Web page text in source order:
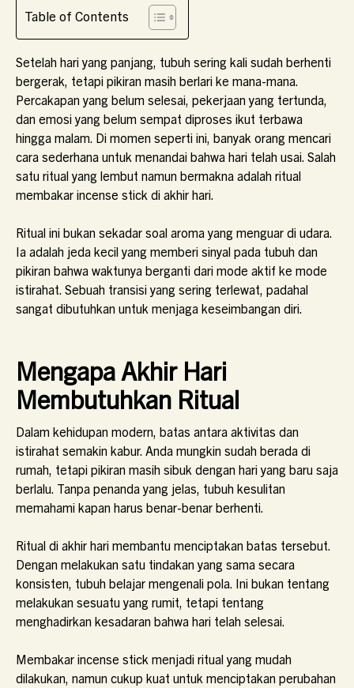
Table of Contents
Setelah hari yang panjang, tubuh sering kali sudah berhenti
bergerak, tetapi pikiran masih berlari ke mana-mana.
Percakapan yang belum selesai, pekerjaan yang tertunda,
dan emosi yang belum sempat diproses ikut terbawa
hingga malam. Di momen seperti ini, banyak orang mencari
cara sederhana untuk menandai bahwa hari telah usai. Salah
satu ritual yang lembut namun bermakna adalah ritual
membakar incense stick di akhir hari.
Ritual ini bukan sekadar soal aroma yang menguar di udara.
Ia adalah jeda kecil yang memberi sinyal pada tubuh dan
pikiran bahwa waktunya berganti dari mode aktif ke mode
istirahat. Sebuah transisi yang sering terlewat, padahal
sangat dibutuhkan untuk menjaga keseimbangan diri.
Mengapa Akhir Hari
Membutuhkan Ritual
Dalam kehidupan modern, batas antara aktivitas dan
istirahat semakin kabur. Anda mungkin sudah berada di
rumah, tetapi pikiran masih sibuk dengan hari yang baru saja
berlalu. Tanpa penanda yang jelas, tubuh kesulitan
memahami kapan harus benar-benar berhenti.
Ritual di akhir hari membantu menciptakan batas tersebut.
Dengan melakukan satu tindakan yang sama secara
konsisten, tubuh belajar mengenali pola. Ini bukan tentang
melakukan sesuatu yang rumit, tetapi tentang
menghadirkan kesadaran bahwa hari telah selesai.
Membakar incense stick menjadi ritual yang mudah
dilakukan, namun cukup kuat untuk menciptakan perubahan